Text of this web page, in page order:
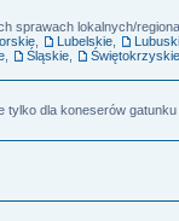
sprawach lokalnych/
Lubelskie
Śląskie Świętokrzyskie
tylko dla koneserów gatunku